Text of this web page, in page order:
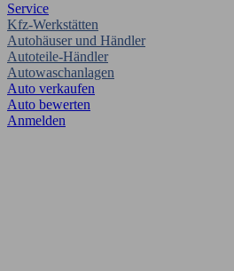
Service
Kfz-Werkstätten
Autohäuser und Händler
Autoteile-Händler
Autowaschanlagen
Auto verkaufen
Auto bewerten
Anmelden